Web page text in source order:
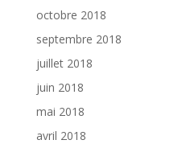
octobre 2018
septembre 2018
juillet 2018
juin 2018
mai 2018
avril 2018